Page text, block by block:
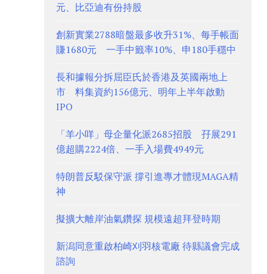
元、比亞迪有份持股
創新實業2788暗盤最多收升31%、每手帳面
賺1680元 一手中籤率10%、申180手穩中
長和據報分拆屈臣氏於香港及英國兩地上
市 料集資約156億元、明年上半年啟動
IPO
「羊小咩」母企量化派2685招股 孖展291
億超購2224倍、一手入場費4949元
特朗普反駁保守派 撐引進專才體現MAGA精
神
擬擴大離岸油氣鑽探 規模遠超拜登時期
新潟同意重啟柏崎刈羽核電廠 待縣議會完成
諮詢